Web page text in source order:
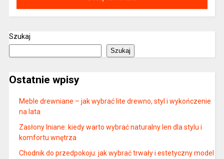
Szukaj
Szukaj
Ostatnie wpisy
Meble drewniane – jak wybrać lite drewno, styl i wykończenie
na lata
Zasłony lniane: kiedy warto wybrać naturalny len dla stylu i
komfortu wnętrza
Chodnik do przedpokoju: jak wybrać trwały i estetyczny model